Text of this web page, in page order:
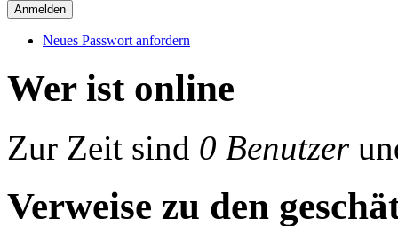
Neues Passwort anfordern
Wer ist online
Zur Zeit sind 0 Benutzer
Verweise zu den